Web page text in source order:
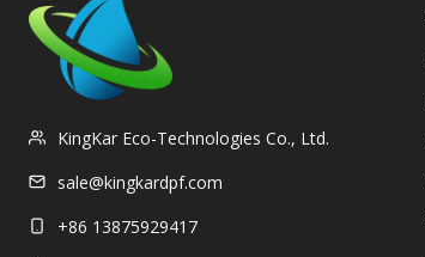
KingKar Eco-Technologies Co., Ltd.
sale@kingkardpf.com
+86 13875929417